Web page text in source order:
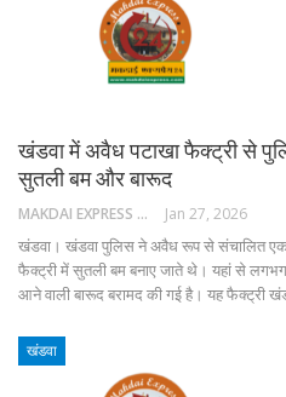
खंडवा में अवैध पटाखा फैक्ट्री से
सुतली बम और बारूद
MAKDAI EXPRESS 24 Jan 27, 2026
खंडवा। खंडवा पुलिस ने अवैध रूप से संचालित एक
फैक्ट्री में सुतली बम बनाए जाते थे। यहां से
आने वाली बारूद बरामद की गई है। यह फैक्ट्री
खंडवा